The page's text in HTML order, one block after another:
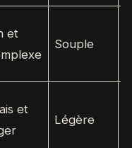
et
Souple
et
Légère